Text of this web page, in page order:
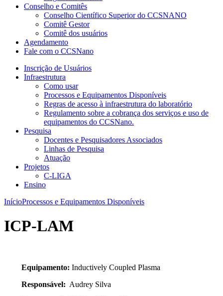
Conselho e Comitês
Conselho Científico Superior do CCSNANO
Comitê Gestor
Comitê dos usuários
Agendamento
Fale com o CCSNano
Inscrição de Usuários
Infraestrutura
Como usar
Processos e Equipamentos Disponíveis
Regras de acesso à infraestrutura do laboratório
Regulamento sobre a cobrança dos serviços e uso de
equipamentos do CCSNano.
Pesquisa
Docentes e Pesquisadores Associados
Linhas de Pesquisa
Atuação
Projetos
C-LIGA
Ensino
InícioProcessos e Equipamentos Disponíveis
ICP-LAM
Equipamento: Inductively Coupled Plasma
Responsável: Audrey Silva